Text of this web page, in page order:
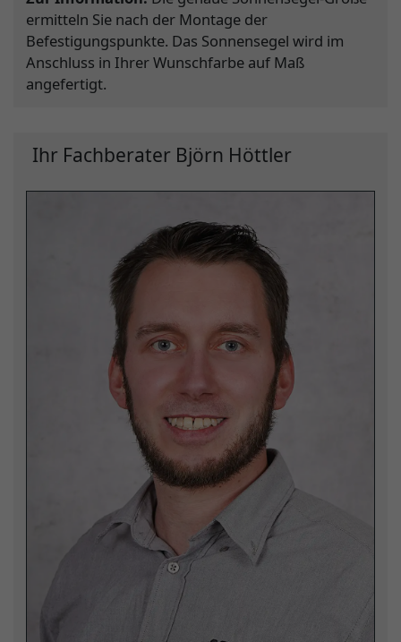
ermitteln Sie nach der Montage der
Befestigungspunkte. Das Sonnensegel wird im
Anschluss in Ihrer Wunschfarbe auf Maß
angefertigt.
Ihr Fachberater Björn Höttler